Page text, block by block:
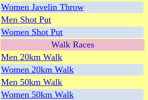
Women Javelin Throw
Men Shot Put
Women Shot Put
Walk Races
Men 20km Walk
Women 20km Walk
Men 50km Walk
Women 50km Walk